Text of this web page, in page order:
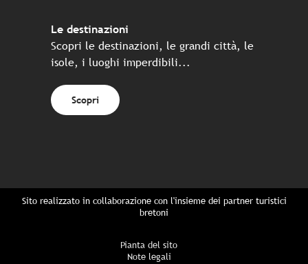
Le destinazioni
Scopri le destinazioni, le grandi città, le
isole, i luoghi imperdibili...
Scopri
Sito realizzato in collaborazione con l'insieme dei partner turistici
bretoni
Pianta del sito
Note legali